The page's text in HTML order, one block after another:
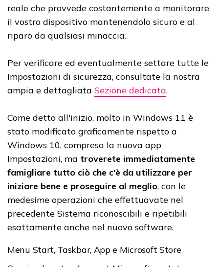
reale che provvede costantemente a monitorare
il vostro dispositivo mantenendolo sicuro e al
riparo da qualsiasi minaccia.
Per verificare ed eventualmente settare tutte le
Impostazioni di sicurezza, consultate la nostra
ampia e dettagliata Sezione dedicata.
Come detto all'inizio, molto in Windows 11 è
stato modificato graficamente rispetto a
Windows 10, compresa la nuova app
Impostazioni, ma troverete immediatamente
famigliare tutto ciò che c'è da utilizzare per
iniziare bene e proseguire al meglio, con le
medesime operazioni che effettuavate nel
precedente Sistema riconoscibili e ripetibili
esattamente anche nel nuovo software.
Menu Start, Taskbar, App e Microsoft Store